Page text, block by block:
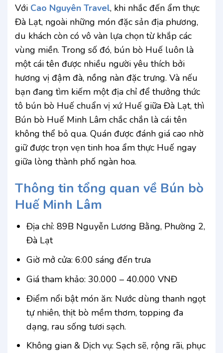
Với Cao Nguyên Travel, khi nhắc đến ẩm thực
Đà Lạt, ngoài những món đặc sản địa phương,
du khách còn có vô vàn lựa chọn từ khắp các
vùng miền. Trong số đó, bún bò Huế luôn là
một cái tên được nhiều người yêu thích bởi
hương vị đậm đà, nồng nàn đặc trưng. Và nếu
bạn đang tìm kiếm một địa chỉ để thưởng thức
tô bún bò Huế chuẩn vị xứ Huế giữa Đà Lạt, thì
Bún bò Huế Minh Lâm chắc chắn là cái tên
không thể bỏ qua. Quán được đánh giá cao nhờ
giữ được trọn vẹn tinh hoa ẩm thực Huế ngay
giữa lòng thành phố ngàn hoa.
Thông tin tổng quan về Bún bò
Huế Minh Lâm
Địa chỉ: 89B Nguyễn Lương Bằng, Phường 2,
Đà Lạt
Giờ mở cửa: 6:00 sáng đến trưa
Giá tham khảo: 30.000 – 40.000 VNĐ
Điểm nổi bật món ăn: Nước dùng thanh ngọt
tự nhiên, thịt bò mềm thơm, topping đa
dạng, rau sống tươi sạch.
Không gian & Dịch vụ: Sạch sẽ, rộng rãi, phục